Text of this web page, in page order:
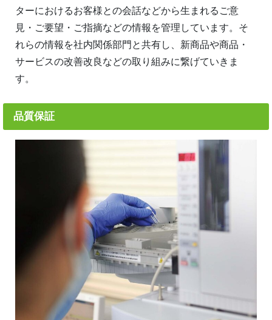
ターにおけるお客様との会話などから生まれるご意
見・ご要望・ご指摘などの情報を管理しています。そ
れらの情報を社内関係部門と共有し、新商品や商品・
サービスの改善改良などの取り組みに繋げていきま
す。
品質保証